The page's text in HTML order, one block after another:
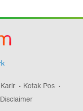
Karir
Kotak Pos
Disclaimer